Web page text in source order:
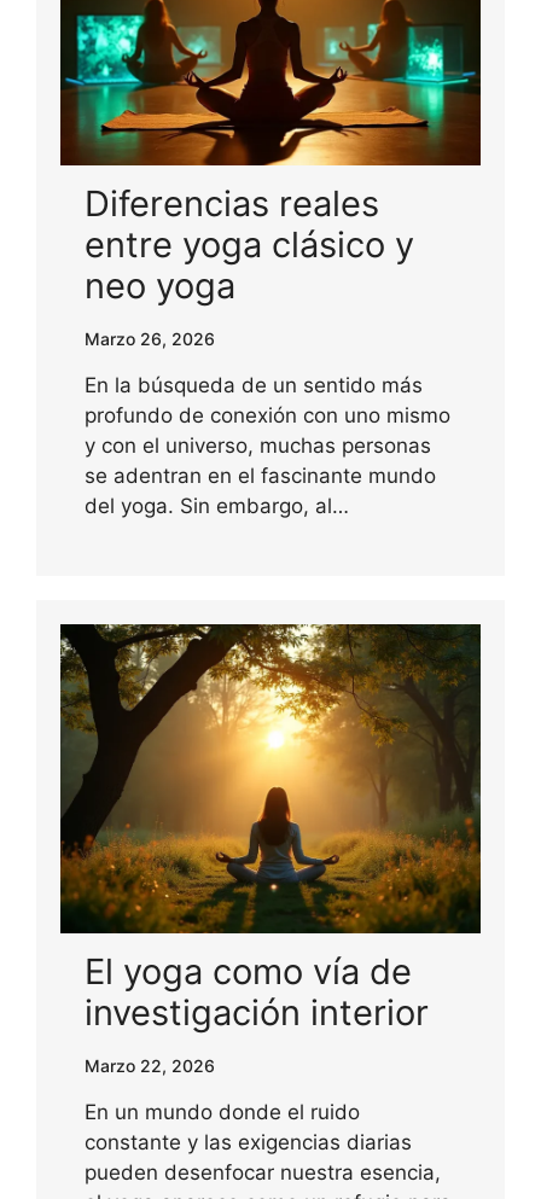
Diferencias reales
entre yoga clásico y
neo yoga
Marzo 26, 2026
En la búsqueda de un sentido más
profundo de conexión con uno mismo
y con el universo, muchas personas
se adentran en el fascinante mundo
del yoga. Sin embargo, al…
El yoga como vía de
investigación interior
Marzo 22, 2026
En un mundo donde el ruido
constante y las exigencias diarias
pueden desenfocar nuestra esencia,